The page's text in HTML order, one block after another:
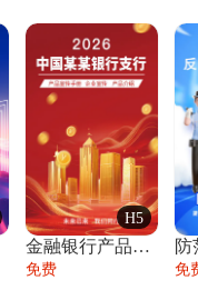
H5
金融银行产品宣传手册企业宣传产品介绍
免费
防
免